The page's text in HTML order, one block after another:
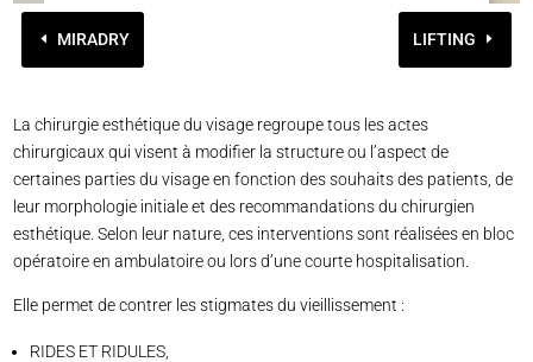
MIRADRY LIFTING
La chirurgie esthétique du visage regroupe tous les actes
chirurgicaux qui visent à modifier la structure ou l’aspect de
certaines parties du visage en fonction des souhaits des patients, de
leur morphologie initiale et des recommandations du chirurgien
esthétique. Selon leur nature, ces interventions sont réalisées en bloc
opératoire en ambulatoire ou lors d’une courte hospitalisation.
Elle permet de contrer les stigmates du vieillissement :
RIDES ET RIDULES,